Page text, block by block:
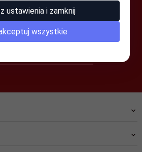
ustawienia i zamknij
wszystkie